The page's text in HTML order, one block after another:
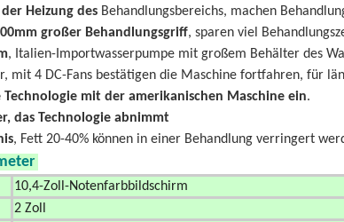
Heizung des Behandlungsbereichs, machen
großer Behandlungsgriff, sparen viel
, Italien-Importwasserpumpe mit großem Behälter des
mit 4 DC-Fans bestätigen die Maschine fortfahren, für
Technologie mit der amerikanischen Maschine ein.
das Technologie abnimmt
, Fett 20-40% können in einer Behandlung verringert
10,4-Zoll-Notenfarbbildschirm
2 Zoll